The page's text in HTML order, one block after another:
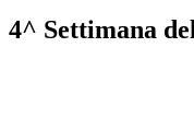
4^ Settimana